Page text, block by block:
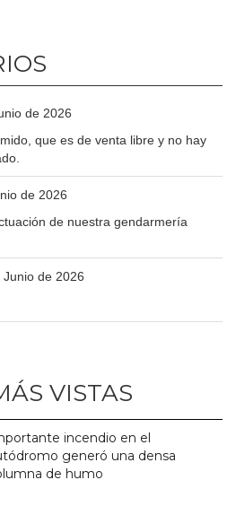
de 2026
que es de venta libre y no hay
de 2026
de nuestra gendarmería
de 2026
VISTAS
incendio en el
generó una densa
de humo